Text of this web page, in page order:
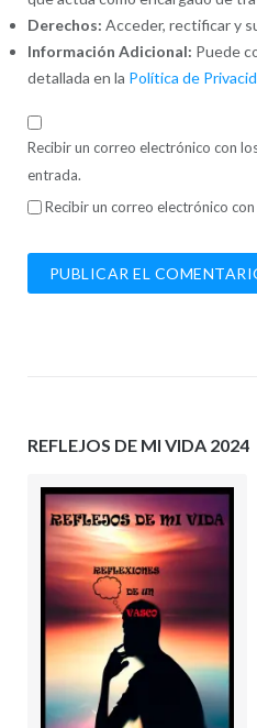
Derechos: Acceder, rectificar y
Información Adicional: Puede
detallada en la Política de
Recibir un correo electrónico con
entrada.
Recibir un correo electrónico
REFLEJOS DE MI VIDA 2024